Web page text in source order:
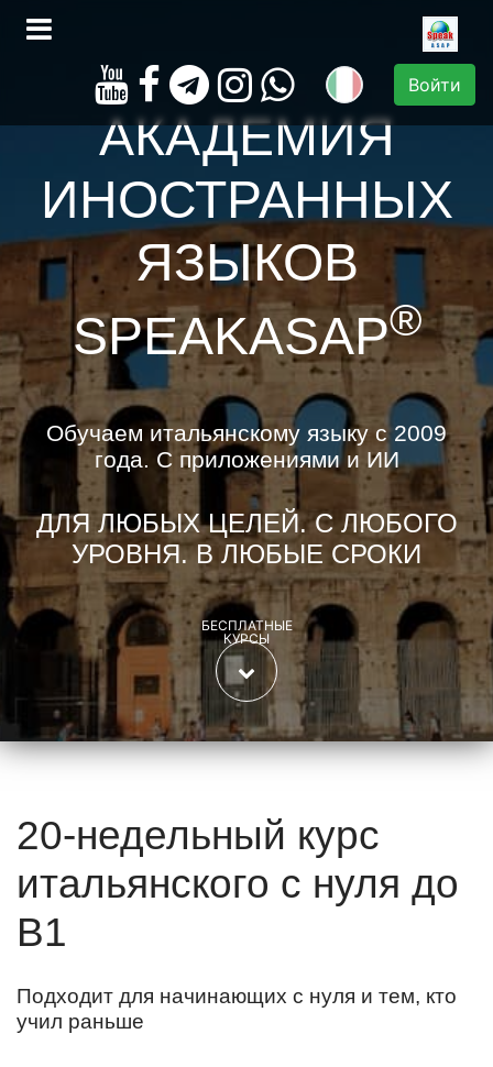
Войти
АКАДЕМИЯ
ИНОСТРАННЫХ
ЯЗЫКОВ
SPEAKASAP®
Обучаем итальянскому языку с 2009
года. С приложениями и ИИ
ДЛЯ ЛЮБЫХ ЦЕЛЕЙ. С ЛЮБОГО
УРОВНЯ. В ЛЮБЫЕ СРОКИ
БЕСПЛАТНЫЕ
КУРСЫ
20-недельный курс
итальянского с нуля до
B1
Подходит для начинающих с нуля и тем, кто
учил раньше